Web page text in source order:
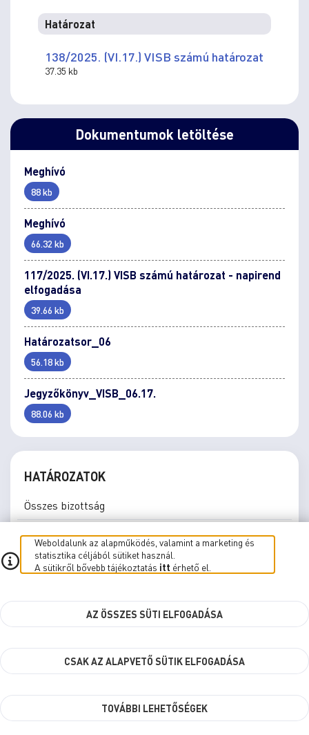
Határozat
138/2025. (VI.17.) VISB számú határozat
37.35 kb
Dokumentumok letöltése
Meghívó
88 kb
Meghívó
66.32 kb
117/2025. (VI.17.) VISB számú határozat - napirend
elfogadása
39.66 kb
Határozatsor_06
56.18 kb
Jegyzőkönyv_VISB_06.17.
88.06 kb
HATÁROZATOK
Összes bizottság
Bűnmegelőzési, Közbiztonsági és Közrendvédelmi
Bizottság
Bűnmegelőzési, Közbiztonsági és Közrendvédelmi
Egészségügyi Szakmai Bizottság
Egészségügyi Szakmai Bizottság 2024-2029
Bizottság 2024-2029
Gazdasági és Jogi Bizottság
Weboldalunk az alapműködés, valamint a marketing és
statisztika céljából sütiket használ.
A sütikről bővebb tájékoztatás itt érhető el.
AZ ÖSSZES SÜTI ELFOGADÁSA
CSAK AZ ALAPVETŐ SÜTIK ELFOGADÁSA
TOVÁBBI LEHETŐSÉGEK